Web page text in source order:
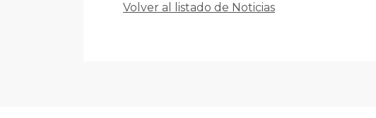
Volver al listado de Noticias